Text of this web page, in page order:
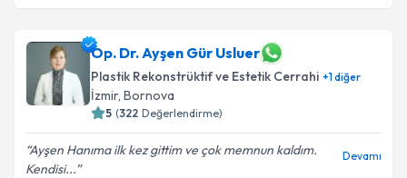
Op. Dr. Ayşen Gür Usluer
Plastik Rekonstrüktif ve Estetik Cerrahi +1diğer
İzmir, Bornova
5 (322 Değerlendirme)
Ayşen Hanıma ilk kez gittim ve çok memnun kaldım.
Kendisi...
Devamı